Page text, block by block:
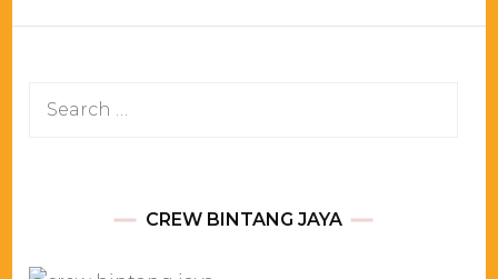
Search
CREW BINTANG JAYA